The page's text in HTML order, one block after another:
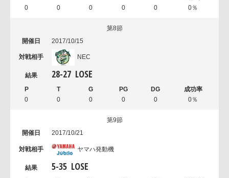
0 0 0 0 0 0％
第8節
2017/10/15
NEC
28-27 LOSE
0 0 0 0 0 0％
第9節
2017/10/21
ヤマハ発動機
5-35 LOSE